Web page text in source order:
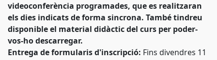
videoconferència programades, que es realitzaran
els dies indicats de forma sincrona. També tindreu
disponible el material didàctic del curs per poder-
vos-ho descarregar.
Entrega de formularis d'inscripció: Fins divendres 11